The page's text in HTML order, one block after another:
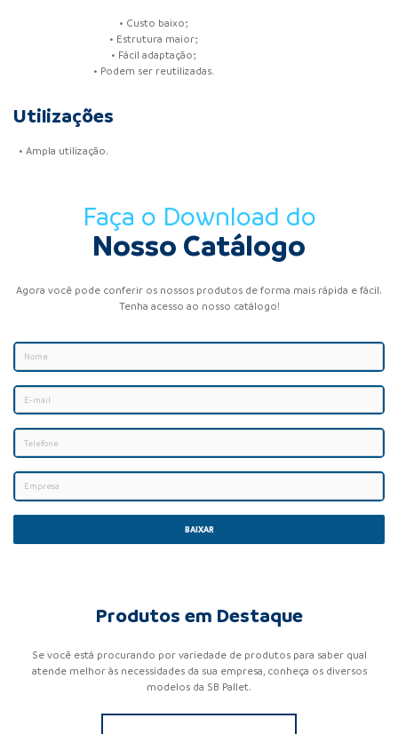
• Custo baixo;
• Estrutura maior;
• Fácil adaptação;
• Podem ser reutilizadas.
Utilizações
• Ampla utilização.
Faça o Download do
Nosso Catálogo
Agora você pode conferir os nossos produtos de forma mais rápida e fácil.
Tenha acesso ao nosso catálogo!
BAIXAR
Produtos em Destaque
Se você está procurando por variedade de produtos para saber qual
atende melhor às necessidades da sua empresa, conheça os diversos
modelos da SB Pallet.